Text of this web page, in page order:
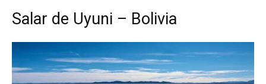
Salar de Uyuni – Bolivia